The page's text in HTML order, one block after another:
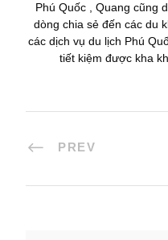
Phú Quốc , Quang cũng
dòng chia sẻ đến các du
các dịch vụ du lịch Phú
tiết kiệm được kha
PREV